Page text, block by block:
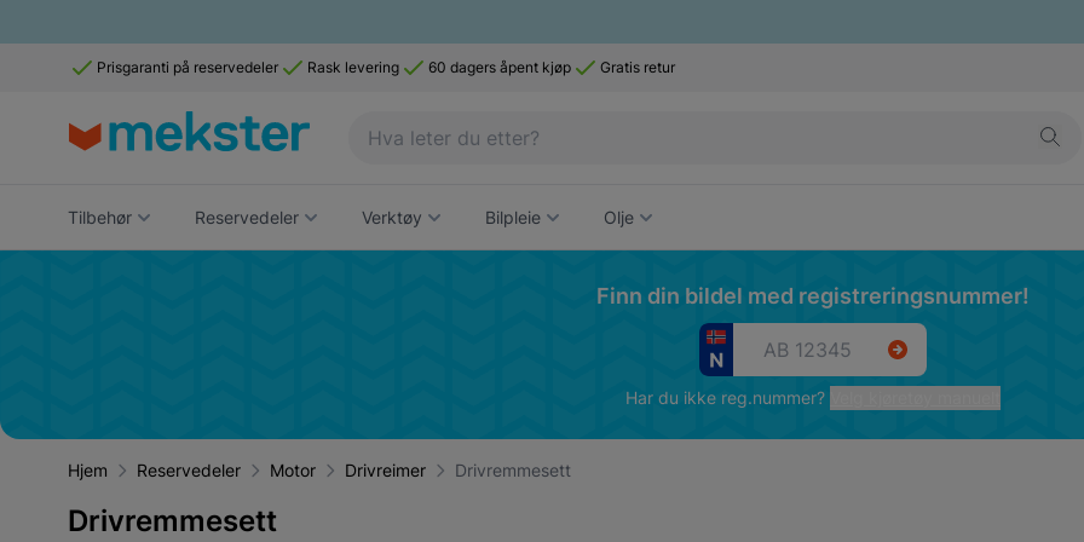
Prisgaranti på reservedeler Rask levering 60 dagers åpent kjøp Gratis retur
Tilbehør Reservedeler Verktøy Bilpleie Olje
Finn din bildel med registreringsnummer!
Har du ikke reg.nummer?
Hjem Reservedeler Motor Drivreimer Drivremmesett
Drivremmesett